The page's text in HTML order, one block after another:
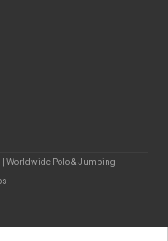
| Worldwide Polo & Jumping